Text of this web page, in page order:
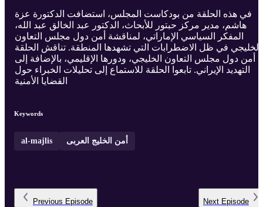
في هذه الحلقة من بودكاست المجلس، استضافت الدكتورة عزة
هاشم، مدير مركز حبتور للأبحاث، الدكتور عبد الخالق عبد الله،
المفكر السياسي الإماراتي، لمناقشة أمن دول مجلس التعاون
الخليجي في ظل الاضطرابات التي تشهدها المنطقة. تناقش الحلقة
أمن دول مجلس التعاون الخليجي، ودورها الإقليمي، بالإضافة إلى
التهديد الإيراني. تابعوا الحلقة للاستماع إلى تحليلات الخبراء حول
القضايا الأمنية
Keywords
al-majlis أمن الخليج العربى
Previous Episode Next Episode